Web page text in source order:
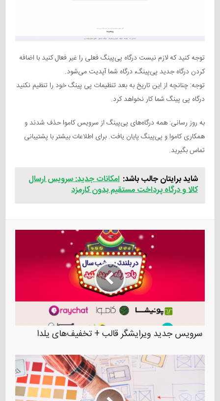
توجه کنید که لازم نیست درگاه پی‌پینگ فعلی را غیر فعال کنید با اضافه
کردن درگاه جدید پی‌پینگ، درگاه شما آپدیت می‌شود.
توجه: چنانچه از این تاریخ به بعد تنظیمات پی پینگ خود را تنظیم نکنید
درگاه پی پینگ شما کار نخواهد کرد.
به روز رسانی: همه درگاه‌های پی‌پینگ از سرویس کاموا حذف شدند و
همکاری کاموا و پی‌پینگ پایان یافت. برای اطلاعات بیشتر با پشتیبانی
تماس بگیرید.
شاید برایتان جالب باشد: امکانات جدید: سرویس ارسال
کالا و درگاه پرداخت مستقیم بدون کارمزد
سرویس جدید ویرایشگر قالب +‌ تخفیف‌های یلدا